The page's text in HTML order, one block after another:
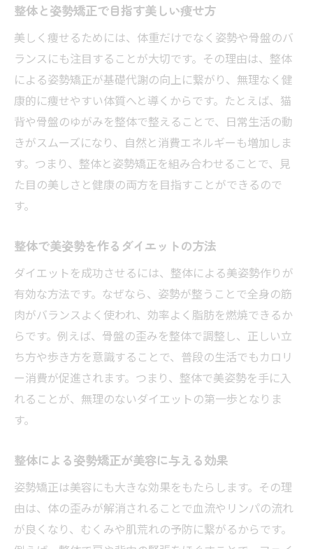
整体と姿勢矯正で目指す美しい痩せ方
美しく痩せるためには、体重だけでなく姿勢や骨盤のバ
ランスにも注目することが大切です。その理由は、整体
による姿勢矯正が基礎代謝の向上に繋がり、無理なく健
康的に痩せやすい体質へと導くからです。たとえば、猫
背や骨盤のゆがみを整体で整えることで、日常生活の動
きがスムーズになり、自然と消費エネルギーも増加しま
す。つまり、整体と姿勢矯正を組み合わせることで、見
た目の美しさと健康の両方を目指すことができるので
す。
整体で美姿勢を作るダイエットの方法
ダイエットを成功させるには、整体による美姿勢作りが
有効な方法です。なぜなら、姿勢が整うことで全身の筋
肉がバランスよく使われ、効率よく脂肪を燃焼できるか
らです。例えば、骨盤の歪みを整体で調整し、正しい立
ち方や歩き方を意識することで、普段の生活でもカロリ
ー消費が促進されます。つまり、整体で美姿勢を手に入
れることが、無理のないダイエットの第一歩となりま
す。
整体による姿勢矯正が美容に与える効果
姿勢矯正は美容にも大きな効果をもたらします。その理
由は、体の歪みが解消されることで血流やリンパの流れ
が良くなり、むくみや肌荒れの予防に繋がるからです。